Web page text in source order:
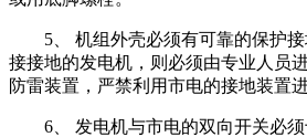
5、 机组外壳必须有可靠的保护
接接地的发电机，则必须由专业人员
防雷装置，严禁利用市电的接地装置
6、 发电机与市电的双向开关必